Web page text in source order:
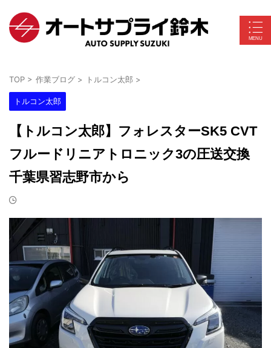
TOP > 作業ブログ > トルコン太郎 >
トルコン太郎
【トルコン太郎】フォレスターSK5 CVT
フルードリニアトロニック3の圧送交換
千葉県習志野市から